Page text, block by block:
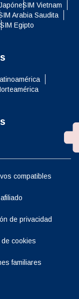
eSIM Vietnam
Arabia Saudita
Egipto
compatibles
de privacidad
cookies
familiares